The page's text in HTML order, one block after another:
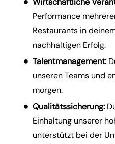
Performance
Restaurants in
nachhaltigen Erfolg.
Talentmanagement:
unseren Teams und
morgen.
Qualitätssicherung:
Einhaltung unserer
unterstützt bei der